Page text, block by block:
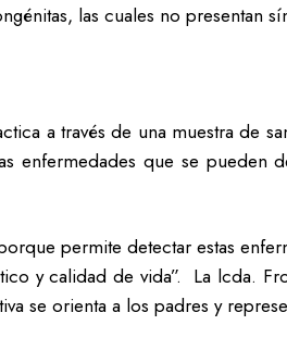
las cuales no presentan
a través de una muestra de
enfermedades que se pueden
permite detectar estas
y calidad de vida”. La lcda.
se orienta a los padres y